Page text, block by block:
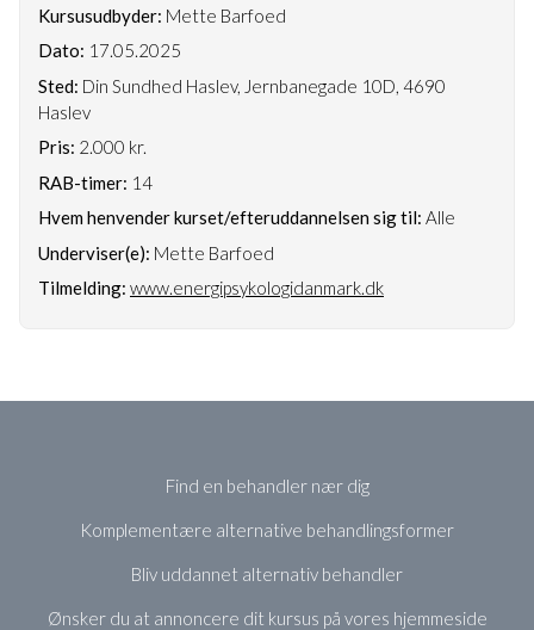
Kursusudbyder: Mette Barfoed
Dato: 17.05.2025
Sted: Din Sundhed Haslev, Jernbanegade 10D, 4690
Haslev
Pris: 2.000 kr.
RAB-timer: 14
Hvem henvender kurset/efteruddannelsen sig til: Alle
Underviser(e): Mette Barfoed
Tilmelding: www.energipsykologidanmark.dk
Find en behandler nær dig
Komplementære alternative behandlingsformer
Bliv uddannet alternativ behandler
Ønsker du at annoncere dit kursus på vores hjemmeside